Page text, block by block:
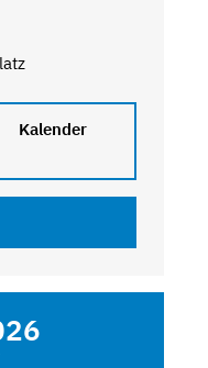
Kalender